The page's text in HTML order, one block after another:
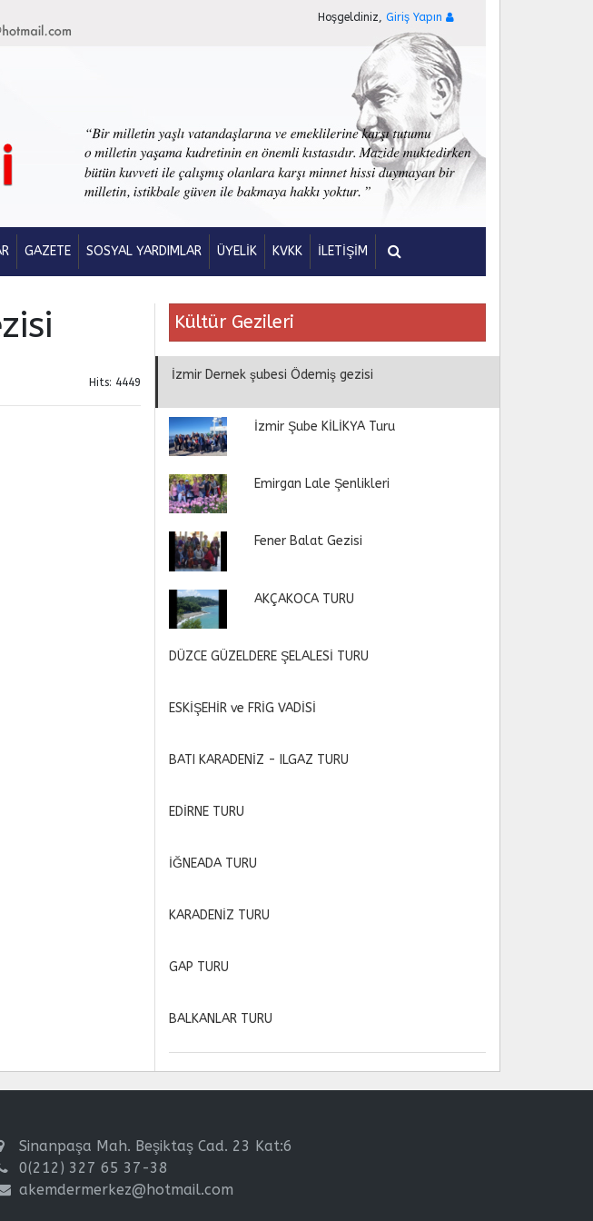
Hoşgeldiniz, Giriş Yapın
GAZETE SOSYAL YARDIMLAR ÜYELİK KVKK İLETİŞİM
Hits: 4449
Kültür Gezileri
İzmir Dernek şubesi Ödemiş gezisi
İzmir Şube KİLİKYA Turu
Emirgan Lale Şenlikleri
Fener Balat Gezisi
AKÇAKOCA TURU
DÜZCE GÜZELDERE ŞELALESİ TURU
ESKİŞEHİR ve FRİG VADİSİ
BATI KARADENİZ - ILGAZ TURU
EDİRNE TURU
İĞNEADA TURU
KARADENİZ TURU
GAP TURU
BALKANLAR TURU
Sinanpaşa Mah. Beşiktaş Cad. 23 Kat:6
0(212) 327 65 37-38
akemdermerkez@hotmail.com